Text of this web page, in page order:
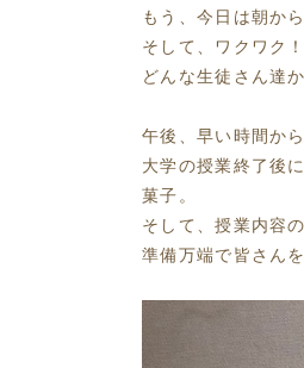
もう、今日は朝か
そして、ワクワク！
どんな生徒さん達
午後、早い時間か
大学の授業終了後
菓子。
そして、授業内容
準備万端で皆さん